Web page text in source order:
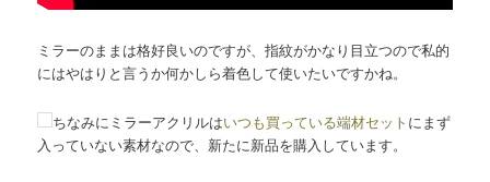
ミラーのままは格好良いのですが、指紋がかなり目立つので私的
にはやはりと言うか何かしら着色して使いたいですかね。
ちなみにミラーアクリルはいつも買っている端材セット にまず
入っていない素材なので、新たに新品を購入しています。